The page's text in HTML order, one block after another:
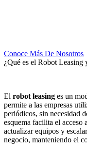
Conoce Más De Nosotros
¿Qué es el Robot Leasing
El robot leasing es un
permite a las empresas
periódicos, sin necesidad
esquema facilita el acceso
actualizar equipos y
negocio, manteniendo el